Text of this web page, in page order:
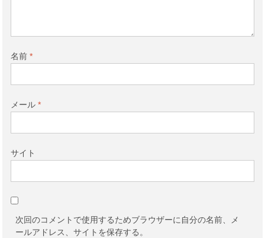
名前 *
メール *
サイト
次回のコメントで使用するためブラウザーに自分の名前、メ
ールアドレス、サイトを保存する。